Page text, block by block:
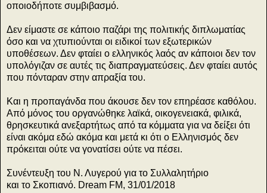
οποιοδήποτε συμβιβασμό.
Δεν είμαστε σε κάποιο παζάρι της πολιτικής διπλωματίας
όσο και να χτυπιούνται οι ειδικοί των εξωτερικών
υποθέσεων. Δεν φταίει ο ελληνικός λαός αν κάποιοι δεν τον
υπολόγιζαν σε αυτές τις διαπραγματεύσεις. Δεν φταίει αυτός
που πόνταραν στην απραξία του.
Και η προπαγάνδα που άκουσε δεν τον επηρέασε καθόλου.
Από μόνος του οργανώθηκε λαϊκά, οικογενειακά, φιλικά,
θρησκευτικά ανεξαρτήτως από τα κόμματα για να δείξει ότι
είναι ακόμα εδώ ακόμα και μετά κι ότι ο Ελληνισμός δεν
πρόκειται ούτε να γονατίσει ούτε να πέσει.
Συνέντευξη του Ν. Λυγερού για το Συλλαλητήριο
και το Σκοπιανό. Dream FM, 31/01/2018